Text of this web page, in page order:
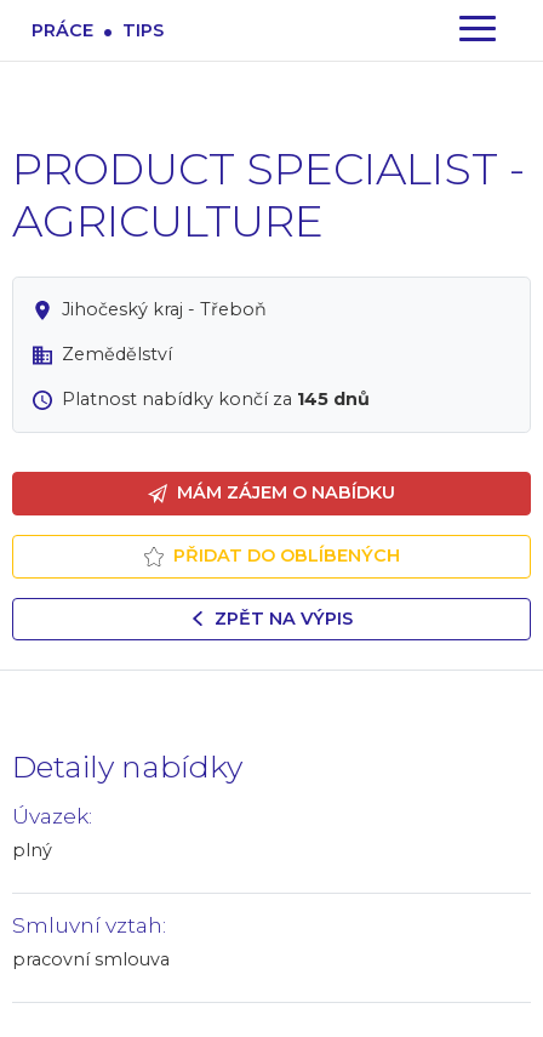
PRÁCE . TIPS
PRODUCT SPECIALIST -
AGRICULTURE
Jihočeský kraj - Třeboň
Zemědělství
Platnost nabídky končí za 145 dnů
MÁM ZÁJEM O NABÍDKU
PŘIDAT DO OBLÍBENÝCH
ZPĚT NA VÝPIS
Detaily nabídky
Úvazek:
plný
Smluvní vztah:
pracovní smlouva